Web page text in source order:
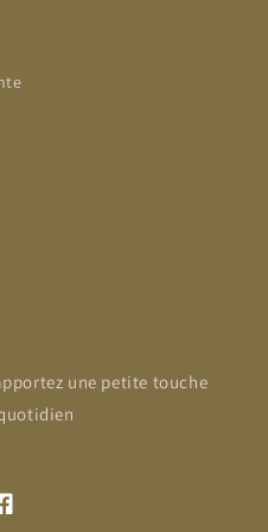
une petite touche